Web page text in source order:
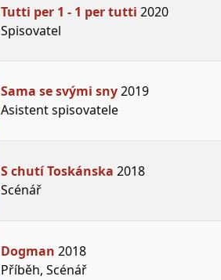
Tutti per 1 - 1 per tutti 2020
Spisovatel
Sama se svými sny2019
Asistent spisovatele
S chutí Toskánska 2018
Scénář
Dogman 2018
Příběh, Scénář